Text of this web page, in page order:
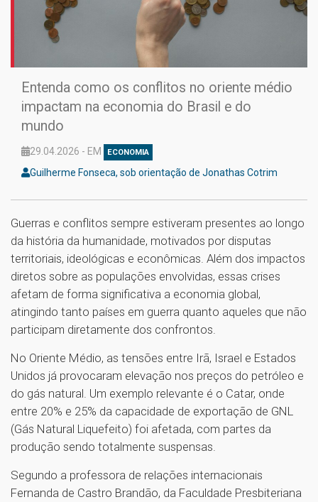
Entenda como os conflitos no oriente médio
impactam na economia do Brasil e do
mundo
29.04.2026 - EM ECONOMIA
Guilherme Fonseca, sob orientação de Jonathas Cotrim
Guerras e conflitos sempre estiveram presentes ao longo
da história da humanidade, motivados por disputas
territoriais, ideológicas e econômicas. Além dos impactos
diretos sobre as populações envolvidas, essas crises
afetam de forma significativa a economia global,
atingindo tanto países em guerra quanto aqueles que não
participam diretamente dos confrontos.
No Oriente Médio, as tensões entre Irã, Israel e Estados
Unidos já provocaram elevação nos preços do petróleo e
do gás natural. Um exemplo relevante é o Catar, onde
entre 20% e 25% da capacidade de exportação de GNL
(Gás Natural Liquefeito) foi afetada, com partes da
produção sendo totalmente suspensas.
Segundo a professora de relações internacionais
Fernanda de Castro Brandão, da Faculdade Presbiteriana